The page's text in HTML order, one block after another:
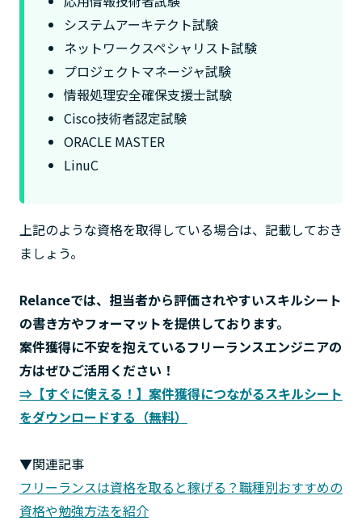
システムアーキテクト試験
ネットワークスペシャリスト試験
プロジェクトマネージャ試験
情報処理安全確保支援士試験
Cisco技術者認定試験
ORACLE MASTER
LinuC
上記のような資格を取得している場合は、記載しておき
ましょう。
Relanceでは、担当者から評価されやすいスキルシート
の書き方やフォーマットを提供しております。
案件獲得に不安を抱えているフリーランスエンジニアの
方はぜひご活用ください！
⇒【すぐに使える！】案件獲得につながるスキルシート
をダウンロードする（無料）
▼関連記事
フリーランスは資格を取ると稼げる？職種別おすすめの
資格や勉強方法を紹介